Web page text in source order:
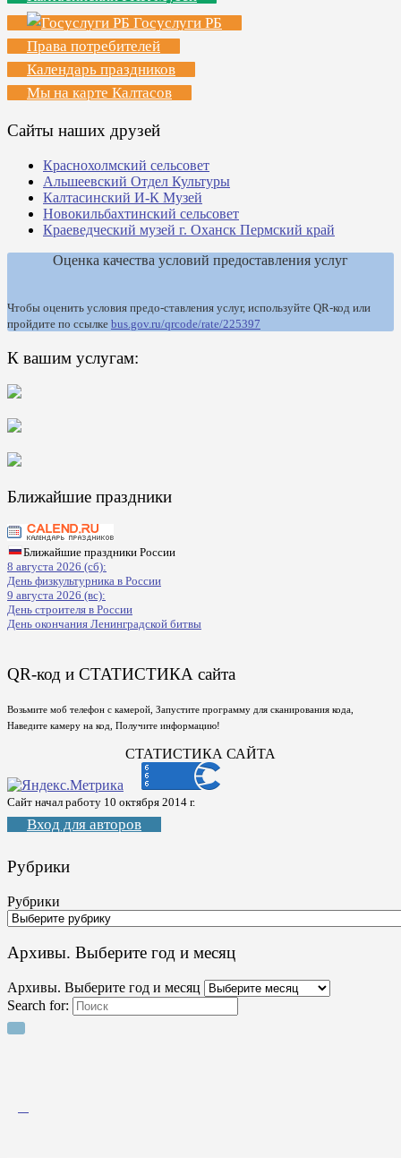
Госуслуги РБ
Права потребителей
Календарь праздников
Мы на карте Калтасов
Сайты наших друзей
Краснохолмский сельсовет
Альшеевский Отдел Культуры
Калтасинский И-К Музей
Новокильбахтинский сельсовет
Краеведческий музей г. Оханск Пермский край
Оценка качества условий предоставления услуг
Чтобы оценить условия предо-ставления услуг, используйте QR-код или
пройдите по ссылке bus.gov.ru/qrcode/rate/225397
К вашим услугам:
Ближайшие праздники
Ближайшие праздники России
8 августа 2026 (сб):
День физкультурника в России
9 августа 2026 (вс):
День строителя в России
День окончания Ленинградской битвы
QR-код и СТАТИСТИКА сайта
Возьмите моб телефон с камерой, Запустите программу для сканирования кода,
Наведите камеру на код, Получите информацию!
СТАТИСТИКА САЙТА
Сайт начал работу 10 октября 2014 г.
Вход для авторов
Рубрики
Рубрики
Архивы. Выберите год и месяц
Архивы. Выберите год и месяц
Search for: